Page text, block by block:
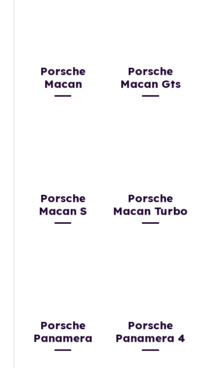
Porsche
Macan
Porsche
Macan Gts
Porsche
Macan S
Porsche
Macan Turbo
Porsche
Panamera
Porsche
Panamera 4